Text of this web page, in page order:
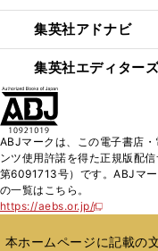
集英社アドナビ
集英社エディター
ABJマークは、この電子書店
ンツ使用許諾を得た正規版配
第6091713号）です。ABJマ
の一覧はこちら。
https://aebs.or.jp/
新
い
本ホームページに記載の